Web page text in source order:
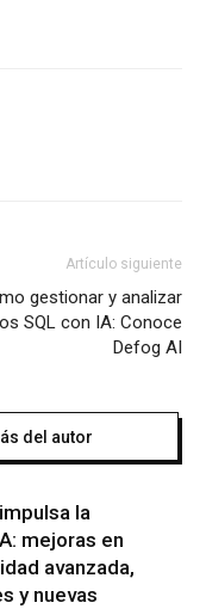
Artículo siguiente
gestionar y analizar
SQL con IA: Conoce
Defog AI
del autor
la
mejoras en
avanzada,
y nuevas